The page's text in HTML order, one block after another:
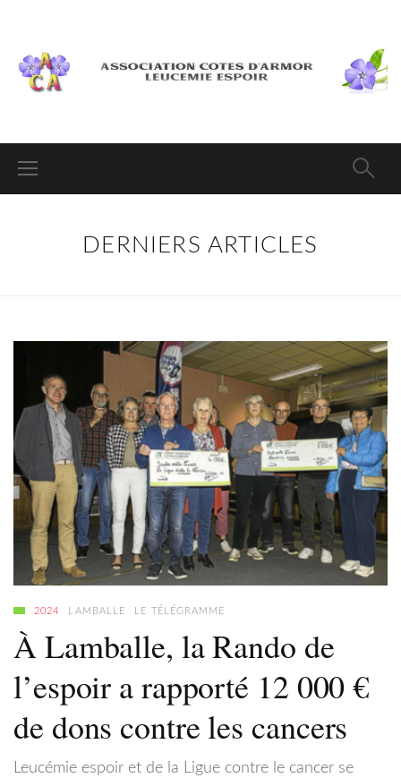
DERNIERS ARTICLES
2024 LAMBALLE LE TÉLÉGRAMME
À Lamballe, la Rando de
l’espoir a rapporté 12 000 €
de dons contre les cancers
Leucémie espoir et de la Ligue contre le cancer se